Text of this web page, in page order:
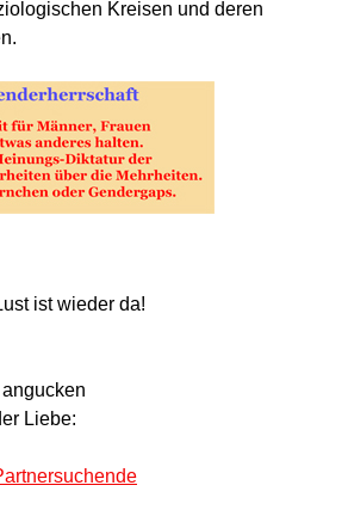
Kreisen und deren
ist wieder da!
Liebe: